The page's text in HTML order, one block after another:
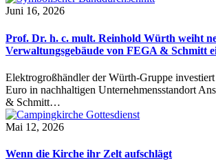
Juni 16, 2026
Prof. Dr. h. c. mult. Reinhold Würth weiht
Verwaltungsgebäude von FEGA & Schmitt
Elektrogroßhändler der Würth-Gruppe
Euro in nachhaltigen Unternehmensstandort
& Schmitt…
Mai 12, 2026
Wenn die Kirche ihr Zelt aufschlägt